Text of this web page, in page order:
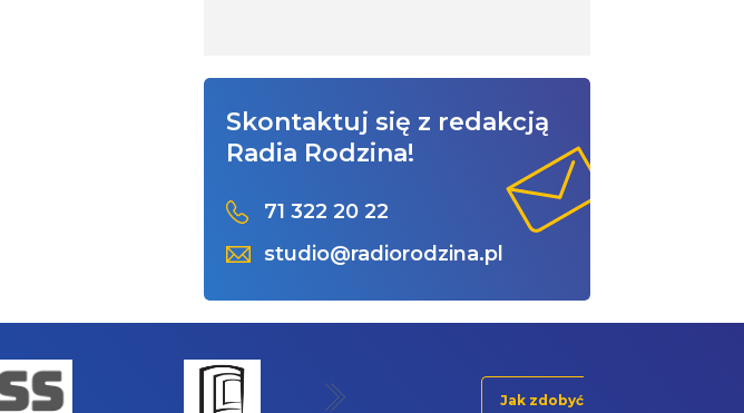
Skontaktuj się z redakcją
Radia Rodzina!
71 322 20 22
studio@radiorodzina.pl
Jak zdobyć